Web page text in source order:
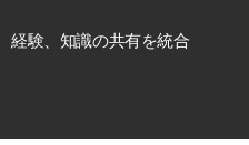
経験、知識の共有を統合